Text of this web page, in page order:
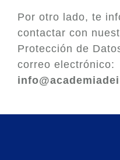
Por otro lado, te
contactar con
Protección de
correo electrónico: